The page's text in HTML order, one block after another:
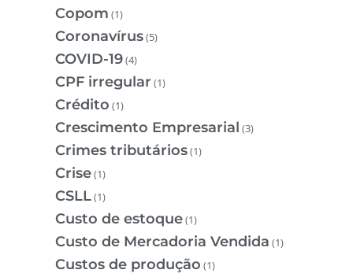
Copom (1)
Coronavírus(5)
COVID-19(4)
CPF irregular (1)
Crédito (1)
Crescimento Empresarial (3)
Crimes tributários(1)
Crise(1)
CSLL(1)
Custo de estoque(1)
Custo de Mercadoria Vendida (1)
Custos de produção (1)